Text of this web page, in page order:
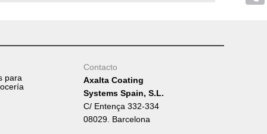
para
Contacto
Axalta Coating
Systems Spain, S.L.
C/ Entença 332-334
08029. Barcelona